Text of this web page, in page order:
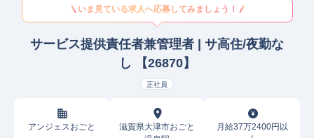
いま見ている求人へ応募してみましょう！
サービス提供責任者兼管理者 | サ高住/夜勤な
し 【26870】
正社員
アンジェスおごと
滋賀県大津市おごと
月給37万2400円以